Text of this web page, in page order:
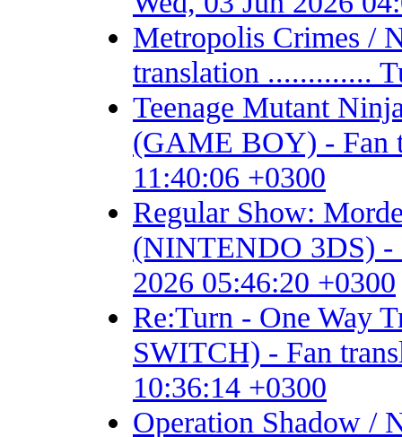
Metropolis Crimes /
translation .............
Teenage Mutant
(GAME BOY) - Fan
11:40:06 +0300
Regular Show:
(NINTENDO 3DS) -
2026 05:46:20 +0300
Re:Turn - One Way
SWITCH) - Fan
10:36:14 +0300
Operation Shadow